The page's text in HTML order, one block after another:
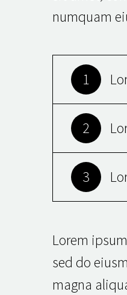
numquam
1
2
3
Lorem
sed do
magna